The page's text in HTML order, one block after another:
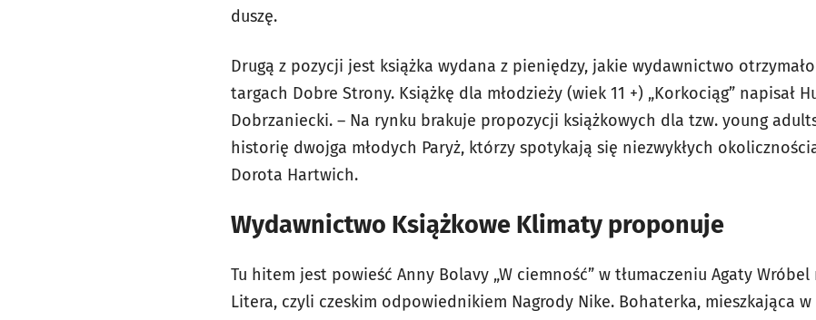
duszę.
Drugą z pozycji jest książka wydana z pieniędzy, jakie wydawnictwo
targach Dobre Strony. Książkę dla młodzieży (wiek 11 +) „Korkociąg” napisał
Dobrzaniecki. – Na rynku brakuje propozycji książkowych dla tzw. young
historię dwojga młodych Paryż, którzy spotykają się niezwykłych
Dorota Hartwich.
Wydawnictwo Książkowe Klimaty proponuje
Tu hitem jest powieść Anny Bolavy „W ciemność” w tłumaczeniu Agaty
Litera, czyli czeskim odpowiednikiem Nagrody Nike. Bohaterka, mieszkająca